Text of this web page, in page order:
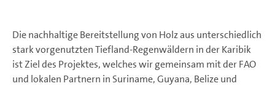
Die nachhaltige Bereitstellung von Holz aus unterschiedlich
stark vorgenutzten Tiefland-Regenwäldern in der Karibik
ist Ziel des Projektes, welches wir gemeinsam mit der FAO
und lokalen Partnern in Suriname, Guyana, Belize und